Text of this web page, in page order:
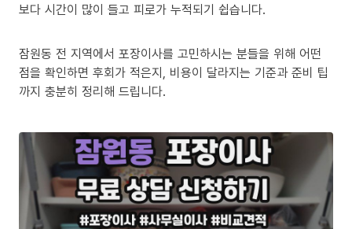
보다 시간이 많이 들고 피로가 누적되기 쉽습니다.
잠원동 전 지역에서 포장이사를 고민하시는 분들을 위해 어떤
점을 확인하면 후회가 적은지, 비용이 달라지는 기준과 준비 팁
까지 충분히 정리해 드립니다.